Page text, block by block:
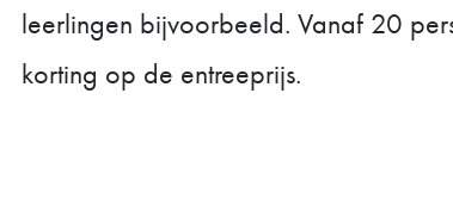
leerlingen bijvoorbeeld. Vanaf 20
korting op de entreeprijs.